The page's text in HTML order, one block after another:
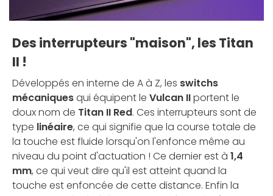
Des interrupteurs "maison", les Titan
II !
Développés en interne de A à Z, les switchs
mécaniquesqui équipent le Vulcan IIportent le
doux nom de Titan II Red. Ces interrupteurs sont de
type linéaire, ce qui signifie que la course totale de
la touche est fluide lorsqu'on l'enfonce même au
niveau du point d'actuation ! Ce dernier est à 1,4
mm, ce qui veut dire qu'il est atteint quand la
touche est enfoncée de cette distance. Enfin la